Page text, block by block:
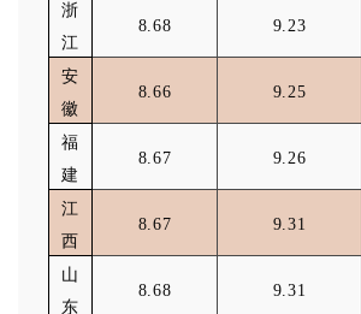
浙
江
8.68 9.23
安
徽
8.66 9.25
福
建
8.67 9.26
江
西
8.67 9.31
山
东
8.68 9.31